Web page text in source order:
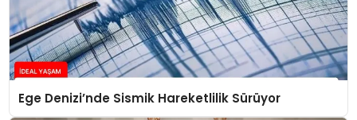
Ege Denizi’nde Sismik Hareketlilik Sürüyor